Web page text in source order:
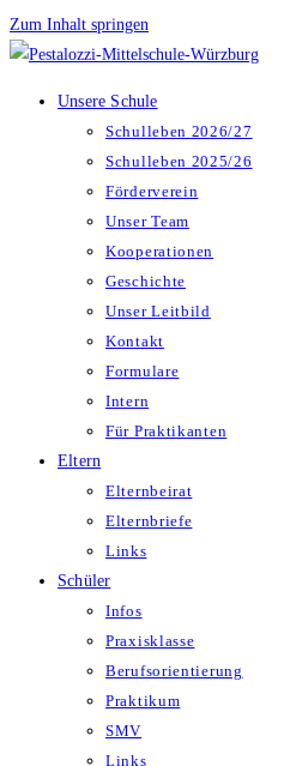
Zum Inhalt springen
Unsere Schule
Schulleben 2026/27
Schulleben 2025/26
Förderverein
Unser Team
Kooperationen
Geschichte
Unser Leitbild
Kontakt
Formulare
Intern
Für Praktikanten
Eltern
Elternbeirat
Elternbriefe
Links
Schüler
Infos
Praxisklasse
Berufsorientierung
Praktikum
SMV
Links